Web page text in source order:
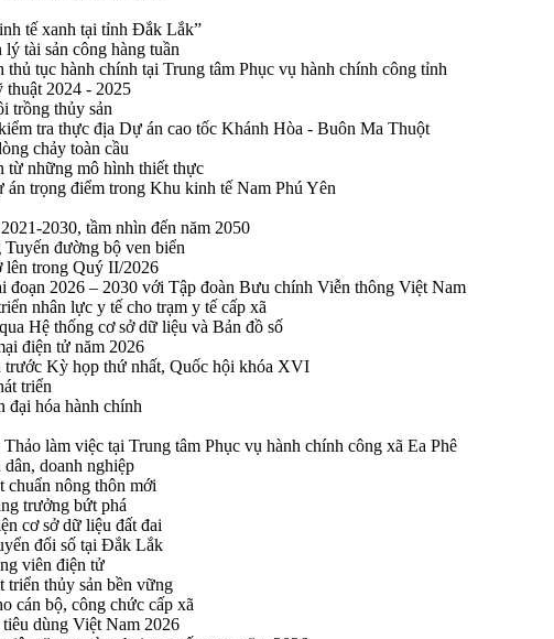
tế xanh tại tỉnh Đắk Lắk”
tài sản công hàng tuần
tục hành chính tại Trung tâm Phục vụ hành chính công tỉnh
2024 - 2025
trồng thủy sản
tra thực địa Dự án cao tốc Khánh Hòa - Buôn Ma Thuột
chảy toàn cầu
từ những mô hình thiết thực
trọng điểm trong Khu kinh tế Nam Phú Yên
2030, tầm nhìn đến năm 2050
đường bộ ven biển
lên trong Quý II/2026
2026 – 2030 với Tập đoàn Bưu chính Viễn thông Việt Nam
nhân lực y tế cho trạm y tế cấp xã
Hệ thống cơ sở dữ liệu và Bản đồ số
điện tử năm 2026
Kỳ họp thứ nhất, Quốc hội khóa XVI
triển
hóa hành chính
làm việc tại Trung tâm Phục vụ hành chính công xã Ea Phê
doanh nghiệp
chuẩn nông thôn mới
trưởng bứt phá
cơ sở dữ liệu đất đai
đổi số tại Đắk Lắk
viên điện tử
triển thủy sản bền vững
cán bộ, công chức cấp xã
dùng Việt Nam 2026